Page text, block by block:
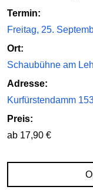
Termin:
Freitag, 25.
Ort:
Schaubühne am
Adresse:
Kurfürstendamm
Preis:
ab 17,90 €